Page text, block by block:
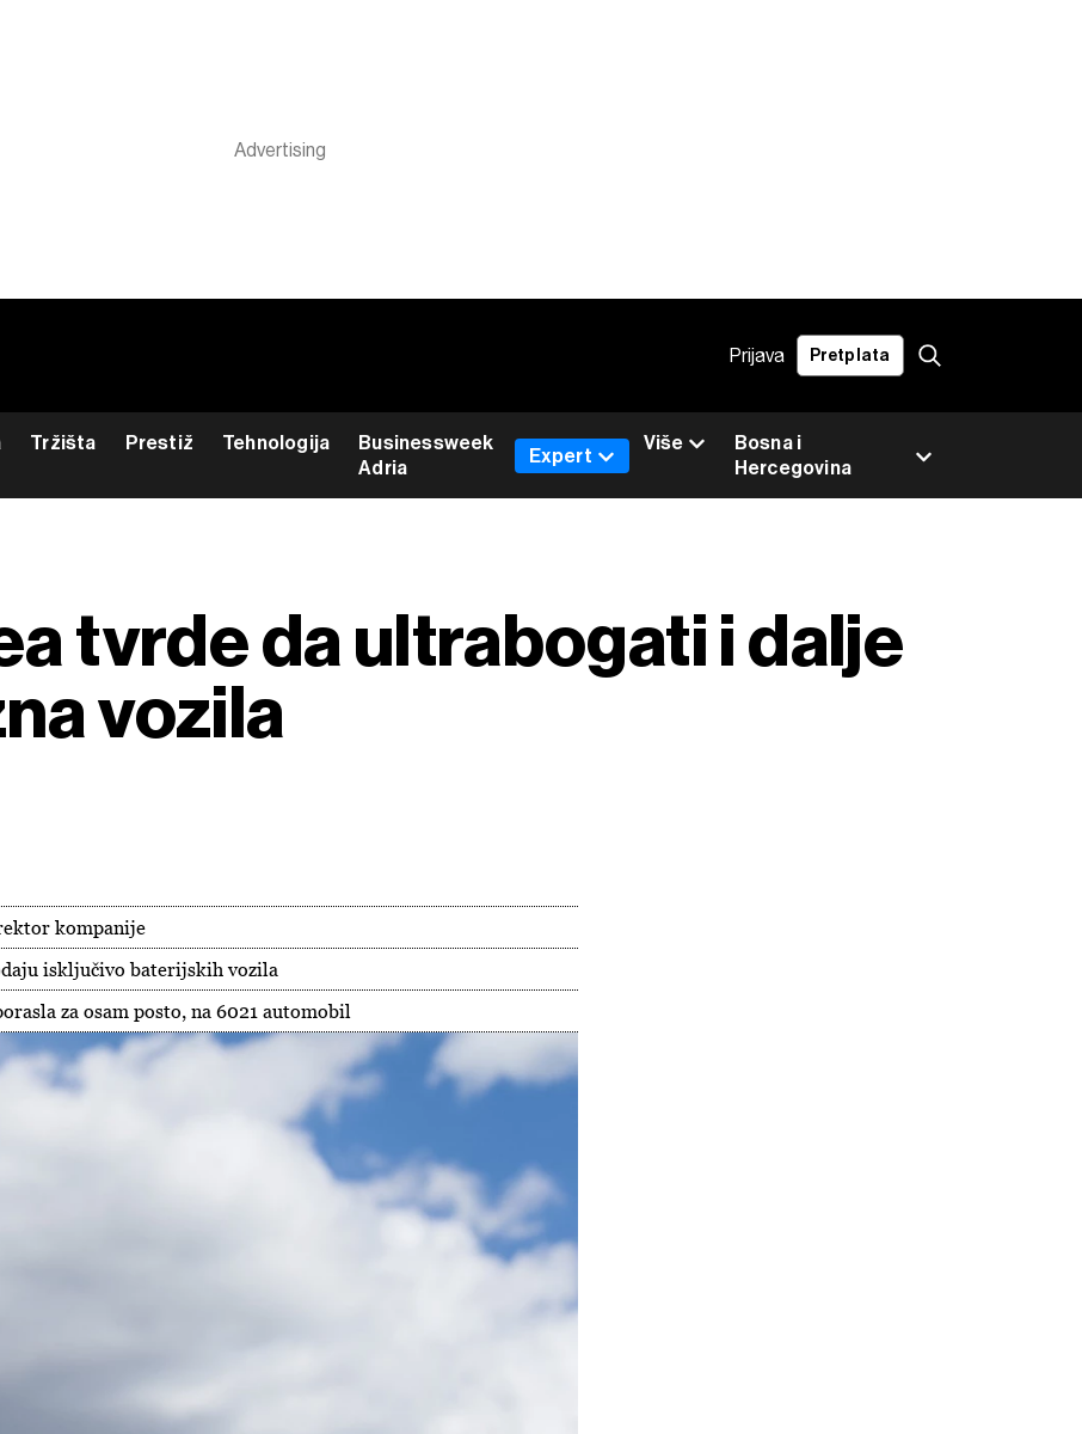
Prijava Pretplata
Tržišta Prestiž Tehnologija
Businessweek
Adria
Bosna i
Hercegovina
Expert
Više
tvrde da ultrabogati i dalje
vozila
kompanije
isključivo baterijskih vozila
za osam posto, na 6021 automobil